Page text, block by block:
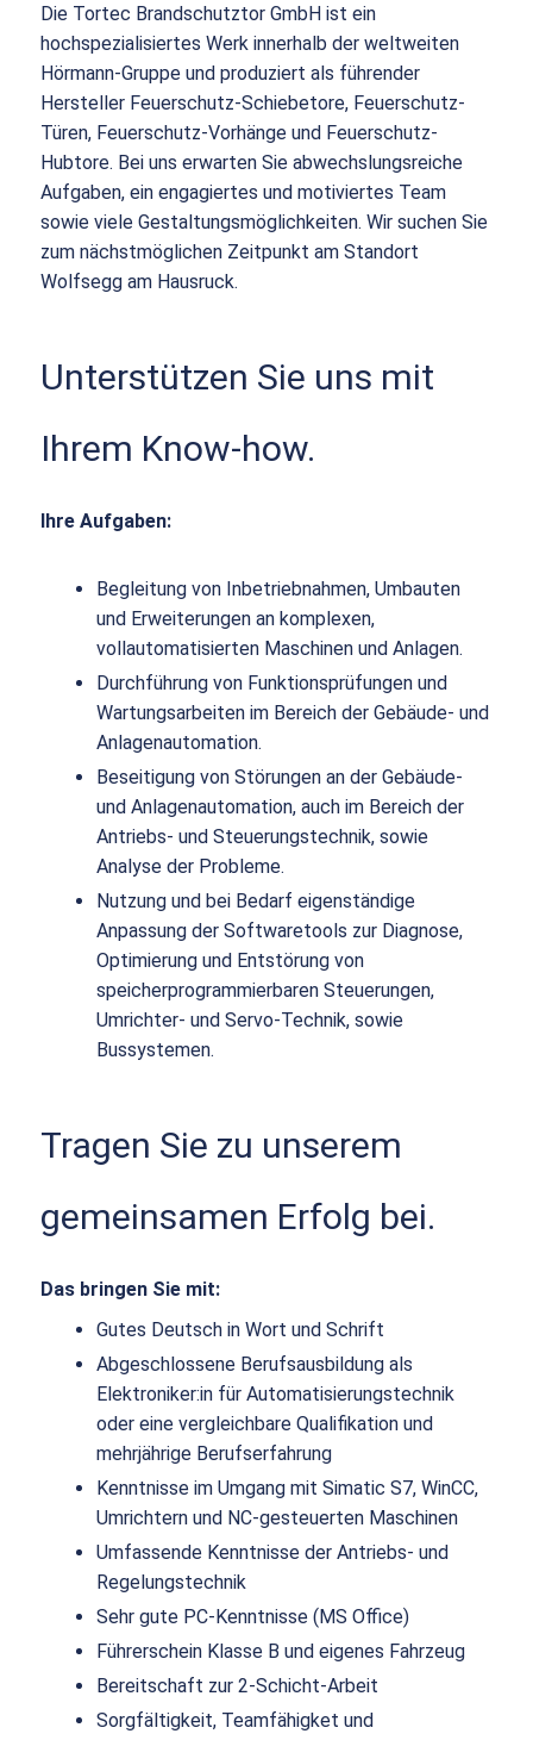
Die Tortec Brandschutztor GmbH ist ein
hochspezialisiertes Werk innerhalb der weltweiten
Hörmann-Gruppe und produziert als führender
Hersteller Feuerschutz-Schiebetore, Feuerschutz-
Türen, Feuerschutz-Vorhänge und Feuerschutz-
Hubtore. Bei uns erwarten Sie abwechslungsreiche
Aufgaben, ein engagiertes und motiviertes Team
sowie viele Gestaltungsmöglichkeiten. Wir suchen Sie
zum nächstmöglichen Zeitpunkt am Standort
Wolfsegg am Hausruck.
Unterstützen Sie uns mit
Ihrem Know-how.
Ihre Aufgaben:
Begleitung von Inbetriebnahmen, Umbauten
und Erweiterungen an komplexen,
vollautomatisierten Maschinen und Anlagen.
Durchführung von Funktionsprüfungen und
Wartungsarbeiten im Bereich der Gebäude- und
Anlagenautomation.
Beseitigung von Störungen an der Gebäude-
und Anlagenautomation, auch im Bereich der
Antriebs- und Steuerungstechnik, sowie
Analyse der Probleme.
Nutzung und bei Bedarf eigenständige
Anpassung der Softwaretools zur Diagnose,
Optimierung und Entstörung von
speicherprogrammierbaren Steuerungen,
Umrichter- und Servo-Technik, sowie
Bussystemen.
Tragen Sie zu unserem
gemeinsamen Erfolg bei.
Das bringen Sie mit:
Gutes Deutsch in Wort und Schrift
Abgeschlossene Berufsausbildung als
Elektroniker:in für Automatisierungstechnik
oder eine vergleichbare Qualifikation und
mehrjährige Berufserfahrung
Kenntnisse im Umgang mit Simatic S7, WinCC,
Umrichtern und NC-gesteuerten Maschinen
Umfassende Kenntnisse der Antriebs- und
Regelungstechnik
Sehr gute PC-Kenntnisse (MS Office)
Führerschein Klasse B und eigenes Fahrzeug
Bereitschaft zur 2-Schicht-Arbeit
Sorgfältigkeit, Teamfähigket und